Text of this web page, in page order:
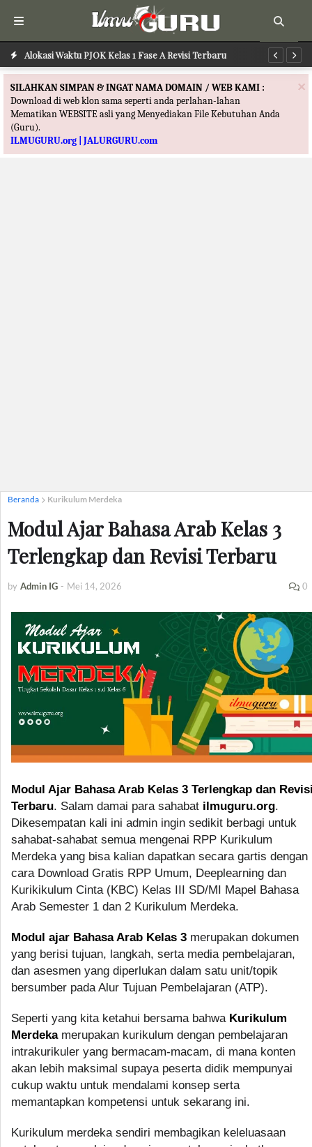
Alokasi Waktu PJOK Kelas 1 Fase A Revisi Terbaru
Alokasi Waktu PAI Kelas 1 Fase A Revisi Terbaru
×
SILAHKAN SIMPAN & INGAT NAMA DOMAIN / WEB KAMI :
Download di web klon sama seperti anda perlahan-lahan
Mematikan WEBSITE asli yang Menyediakan File Kebutuhan Anda
(Guru).
ILMUGURU.org | JALURGURU.com
Beranda Kurikulum Merdeka
Modul Ajar Bahasa Arab Kelas 3
Terlengkap dan Revisi Terbaru
by Admin IG - Mei 14, 2026 0
Modul Ajar Bahasa Arab Kelas 3 Terlengkap dan
Terbaru. Salam damai para sahabat ilmuguru.org.
Dikesempatan kali ini admin ingin sedikit berbagi untuk
sahabat-sahabat semua mengenai RPP Kurikulum
Merdeka yang bisa kalian dapatkan secara gartis dengan
cara Download Gratis RPP Umum, Deeplearning dan
Kurikikulum Cinta (KBC) Kelas III SD/MI Mapel Bahasa
Arab Semester 1 dan 2 Kurikulum Merdeka.
Modul ajar Bahasa Arab Kelas 3 merupakan dokumen
yang berisi tujuan, langkah, serta media pembelajaran,
dan asesmen yang diperlukan dalam satu unit/topik
bersumber pada Alur Tujuan Pembelajaran (ATP).
Seperti yang kita ketahui bersama bahwa Kurikulum
Merdekamerupakan kurikulum dengan pembelajaran
intrakurikuler yang bermacam-macam, di mana konten
akan lebih maksimal supaya peserta didik mempunyai
cukup waktu untuk mendalami konsep serta
memantapkan kompetensi untuk sekarang ini.
Kurikulum merdeka sendiri membagikan keleluasaan